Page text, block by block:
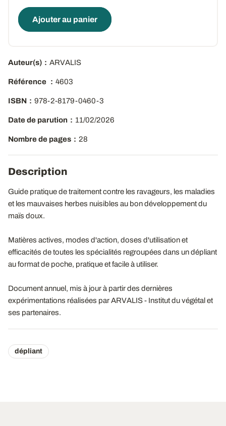
Ajouter au panier
Auteur(s) ARVALIS
Référence 4603
ISBN 978-2-8179-0460-3
Date de parution 11/02/2026
Nombre de pages 28
Description
Guide pratique de traitement contre les ravageurs, les maladies
et les mauvaises herbes nuisibles au bon développement du
maïs doux.
Matières actives, modes d'action, doses d'utilisation et
efficacités de toutes les spécialités regroupées dans un dépliant
au format de poche, pratique et facile à utiliser.
Document annuel, mis à jour à partir des dernières
expérimentations réalisées par ARVALIS - Institut du végétal et
ses partenaires.
dépliant